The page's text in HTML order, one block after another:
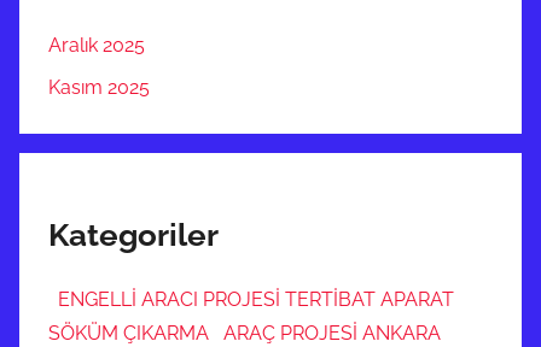
Aralık 2025
Kasım 2025
Kategoriler
ENGELLİ ARACI PROJESİ TERTİBAT APARAT
SÖKÜM ÇIKARMA ARAÇ PROJESİ ANKARA